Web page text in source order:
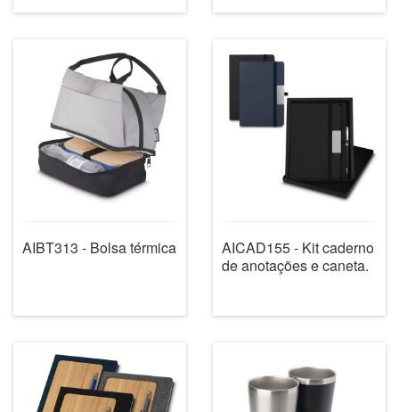
AIBT313 - Bolsa térmica
AICAD155 - Kit caderno
de anotações e caneta.